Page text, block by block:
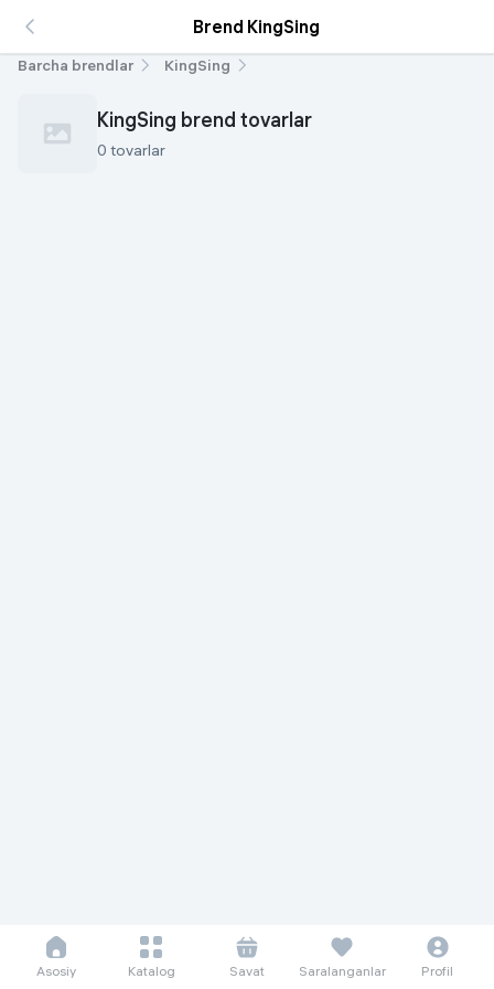
Brend KingSing
Barcha brendlar KingSing
KingSing brend tovarlar
0 tovarlar
Asosiy Katalog Savat Saralanganlar Profil